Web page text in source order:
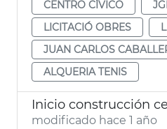
CENTRO CÍVICO
LICITACIÓ OBRES
JUAN CARLOS
ALQUERIA TENIS
modificado hace 1 año